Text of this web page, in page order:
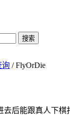
搜索
询 / FlyOrDie
去后能跟真人下棋